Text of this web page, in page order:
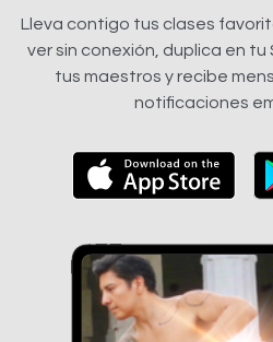
Lleva contigo tus clases
ver sin conexión, duplica en
tus maestros y recibe
notificaciones